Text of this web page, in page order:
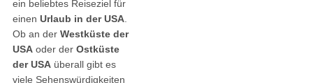
ein beliebtes Reiseziel für
einen Urlaub in der USA.
Ob an der Westküste der
USAoder der Ostküste
der USAüberall gibt es
viele Sehenswürdigkeiten